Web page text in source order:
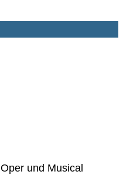
und Musical